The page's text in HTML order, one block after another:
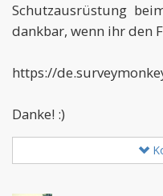
Schutzausrüstung
dankbar, wenn ihr den
https://
Danke! :)